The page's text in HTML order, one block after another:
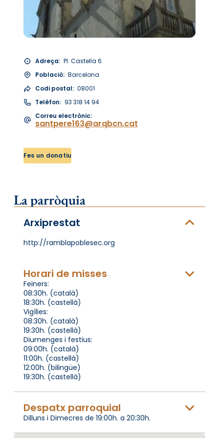
Adreça: Pl. Castella 6
Població: Barcelona
Codi postal: 08001
Telèfon: 93 318 14 94
Correu electrònic:
santpere163@arqbcn.cat
Fes un donatiu
La parròquia
Arxiprestat
http://ramblapoblesec.org
Horari de misses
Feiners:
08:30h. (català)
18:30h. (castellà)
Vigílies:
08:30h. (català)
19:30h. (castellà)
Diumenges i festius:
09:00h. (català)
11:00h. (castellà)
12:00h. (bilingüe)
19:30h. (castellà)
Despatx parroquial
Dilluns i Dimecres de 19:00h. a 20:30h.